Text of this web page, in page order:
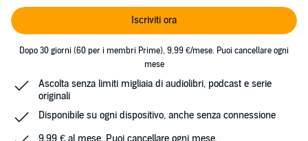
Iscriviti ora
Dopo 30 giorni (60 per i membri Prime), 9,99 €/mese. Puoi cancellare ogni
mese
Ascolta senza limiti migliaia di audiolibri, podcast e serie
originali
Disponibile su ogni dispositivo, anche senza connessione
9,99 € al mese. Puoi cancellare ogni mese.